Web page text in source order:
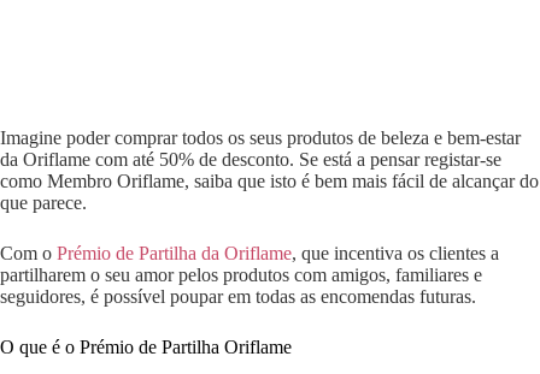
Imagine poder comprar todos os seus produtos de beleza e bem-estar
da Oriflame com até 50% de desconto. Se está a pensar registar-se
como Membro Oriflame, saiba que isto é bem mais fácil de alcançar do
que parece.
Com o Prémio de Partilha da Oriflame, que incentiva os clientes a
partilharem o seu amor pelos produtos com amigos, familiares e
seguidores, é possível poupar em todas as encomendas futuras.
O que é o Prémio de Partilha Oriflame